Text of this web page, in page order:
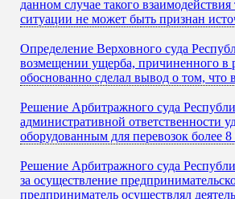
данном случае такого
ситуации не может быть признан
Определение Верховного суда
возмещении ущерба, причиненного в
обоснованно сделал вывод о том, что
Решение Арбитражного суда
административной ответственности
оборудованным для перевозок более
Решение Арбитражного суда
за осуществление
предприниматель осуществлял